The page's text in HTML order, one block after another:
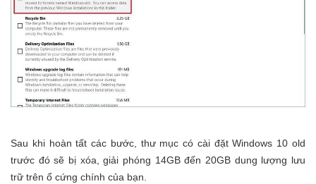
Sau khi hoàn tất các bước, thư mục có cài đặt Windows 10 old
trước đó sẽ bị xóa, giải phóng 14GB đến 20GB dung lượng lưu
trữ trên ổ cứng chính của bạn.